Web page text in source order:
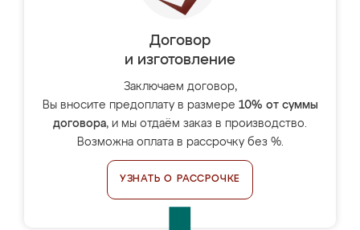
Договор
и изготовление
Заключаем договор,
Вы вносите предоплату в размере 10% от суммы
договора, и мы отдаём заказ в производство.
Возможна оплата в рассрочку без %.
УЗНАТЬ О РАССРОЧКЕ